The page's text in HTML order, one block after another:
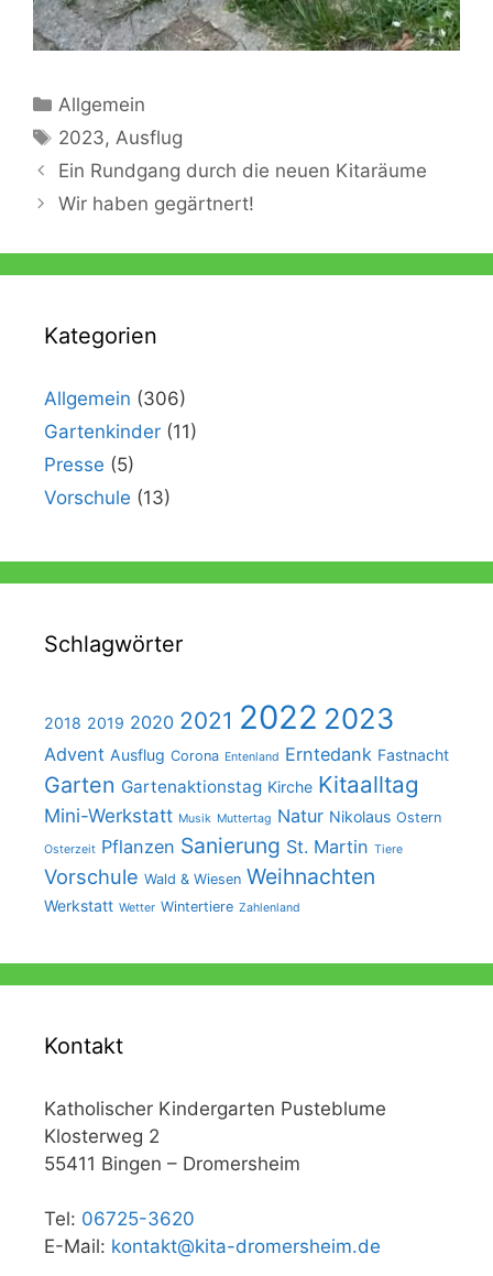
Kategorien
Allgemein
Schlagwörter
2023, Ausflug
Ein Rundgang durch die neuen Kitaräume
Wir haben gegärtnert!
Kategorien
Allgemein (306)
Gartenkinder (11)
Presse (5)
Vorschule (13)
Schlagwörter
2018 2019 2020 2021 2022 2023
Advent Ausflug Corona Entenland Erntedank Fastnacht
Garten Gartenaktionstag Kirche Kitaalltag
Mini-Werkstatt Musik Muttertag Natur Nikolaus Ostern
Osterzeit Pflanzen Sanierung St. Martin Tiere
Vorschule Wald & Wiesen Weihnachten
Werkstatt Wetter Wintertiere Zahlenland
Kontakt
Katholischer Kindergarten Pusteblume
Klosterweg 2
55411 Bingen – Dromersheim
Tel: 06725-3620
E-Mail: kontakt@kita-dromersheim.de